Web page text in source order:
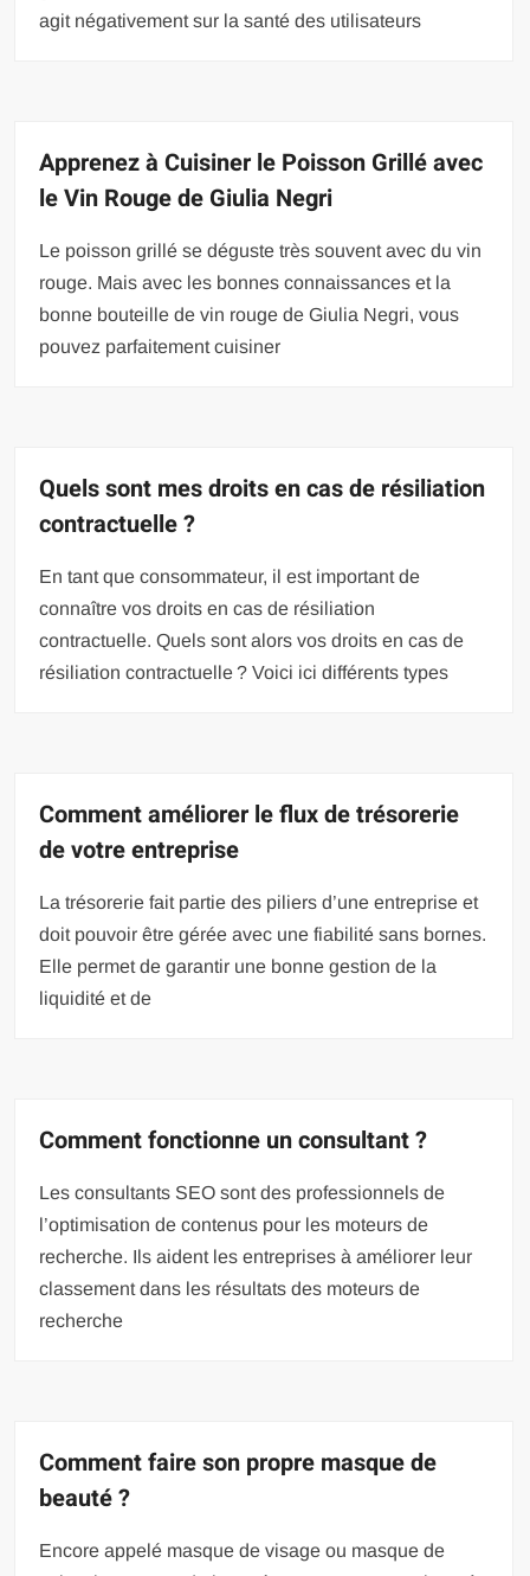
agit négativement sur la santé des utilisateurs
Apprenez à Cuisiner le Poisson Grillé avec
le Vin Rouge de Giulia Negri
Le poisson grillé se déguste très souvent avec du vin
rouge. Mais avec les bonnes connaissances et la
bonne bouteille de vin rouge de Giulia Negri, vous
pouvez parfaitement cuisiner
Quels sont mes droits en cas de résiliation
contractuelle ?
En tant que consommateur, il est important de
connaître vos droits en cas de résiliation
contractuelle. Quels sont alors vos droits en cas de
résiliation contractuelle ? Voici ici différents types
Comment améliorer le flux de trésorerie
de votre entreprise
La trésorerie fait partie des piliers d’une entreprise et
doit pouvoir être gérée avec une fiabilité sans bornes.
Elle permet de garantir une bonne gestion de la
liquidité et de
Comment fonctionne un consultant ?
Les consultants SEO sont des professionnels de
l’optimisation de contenus pour les moteurs de
recherche. Ils aident les entreprises à améliorer leur
classement dans les résultats des moteurs de
recherche
Comment faire son propre masque de
beauté ?
Encore appelé masque de visage ou masque de